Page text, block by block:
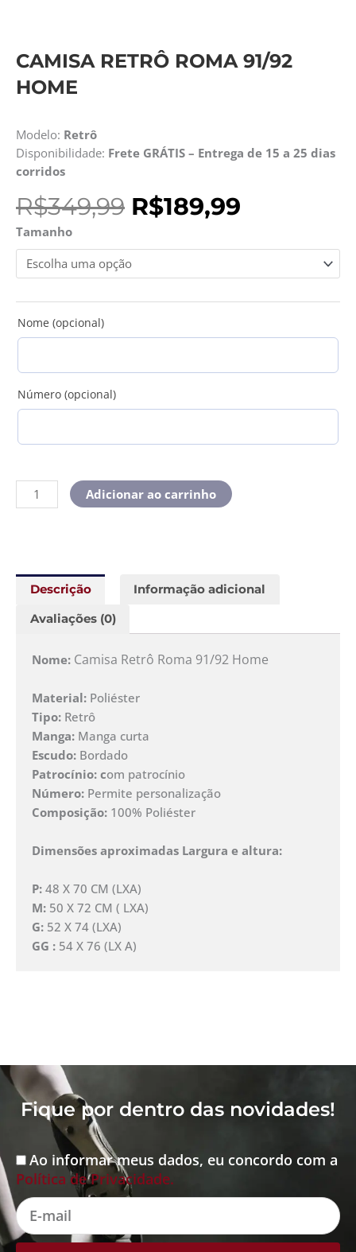
CAMISA RETRÔ ROMA 91/92
HOME
Modelo: Retrô
Disponibilidade: Frete GRÁTIS – Entrega de 15 a 25 dias
corridos
R$349,99 O
preço
original
era:
R$349,99.
R$189,99
atual
R$189,99.
Tamanho
Nome (opcional)
Número (opcional)
Camisa
Retrô
Roma
91/92
Home
quantidade
Adicionar ao carrinho
Descrição Informação adicional
Avaliações (0)
Nome: Camisa Retrô Roma 91/92 Home
Material: Poliéster
Tipo: Retrô
Manga: Manga curta
Escudo: Bordado
Patrocínio: com patrocínio
Número: Permite personalização
Composição: 100% Poliéster
Dimensões aproximadas Largura e altura:
P: 48 X 70 CM (LXA)
M: 50 X 72 CM ( LXA)
G: 52 X 74 (LXA)
GG : 54 X 76 (LX A)
Fique por dentro das novidades!
Ao informar meus dados, eu concordo com a
Política de Privacidade.
E-
mail